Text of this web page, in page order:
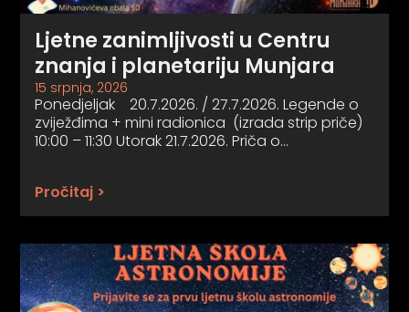
Ljetne zanimljivosti u Centru
znanja i planetariju Munjara
15 srpnja, 2026
Ponedjeljak 20.7.2026. / 27.7.2026. Legende o
zviježđima + mini radionica (izrada strip priče)
10:00 – 11:30 Utorak 21.7.2026. Priča o…
Pročitaj >